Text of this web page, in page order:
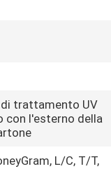
trattamento UV
con l'esterno della
L/C, T/T,